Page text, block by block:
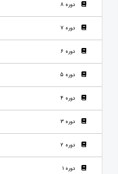
دوره 8
دوره 7
دوره 6
دوره 5
دوره 4
دوره 3
دوره 2
دوره 1